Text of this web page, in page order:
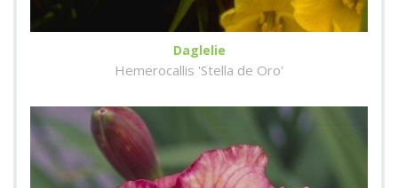
Daglelie
Hemerocallis 'Stella de Oro'